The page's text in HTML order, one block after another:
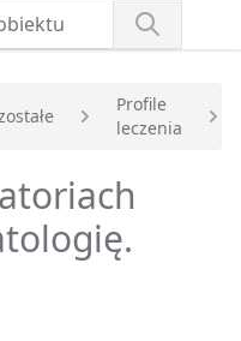
Profile
leczenia